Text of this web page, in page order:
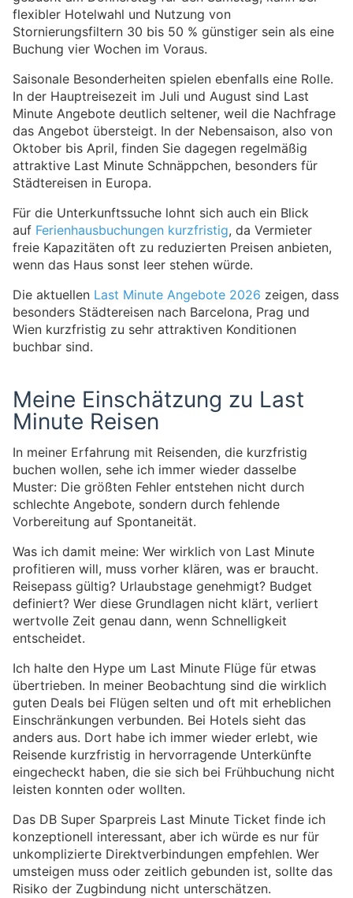
flexibler Hotelwahl und Nutzung von
Stornierungsfiltern 30 bis 50 % günstiger sein als eine
Buchung vier Wochen im Voraus.
Saisonale Besonderheiten spielen ebenfalls eine Rolle.
In der Hauptreisezeit im Juli und August sind Last
Minute Angebote deutlich seltener, weil die Nachfrage
das Angebot übersteigt. In der Nebensaison, also von
Oktober bis April, finden Sie dagegen regelmäßig
attraktive Last Minute Schnäppchen, besonders für
Städtereisen in Europa.
Für die Unterkunftssuche lohnt sich auch ein Blick
auf Ferienhausbuchungen kurzfristig, da Vermieter
freie Kapazitäten oft zu reduzierten Preisen anbieten,
wenn das Haus sonst leer stehen würde.
Die aktuellen Last Minute Angebote 2026 zeigen, dass
besonders Städtereisen nach Barcelona, Prag und
Wien kurzfristig zu sehr attraktiven Konditionen
buchbar sind.
Meine Einschätzung zu Last
Minute Reisen
In meiner Erfahrung mit Reisenden, die kurzfristig
buchen wollen, sehe ich immer wieder dasselbe
Muster: Die größten Fehler entstehen nicht durch
schlechte Angebote, sondern durch fehlende
Vorbereitung auf Spontaneität.
Was ich damit meine: Wer wirklich von Last Minute
profitieren will, muss vorher klären, was er braucht.
Reisepass gültig? Urlaubstage genehmigt? Budget
definiert? Wer diese Grundlagen nicht klärt, verliert
wertvolle Zeit genau dann, wenn Schnelligkeit
entscheidet.
Ich halte den Hype um Last Minute Flüge für etwas
übertrieben. In meiner Beobachtung sind die wirklich
guten Deals bei Flügen selten und oft mit erheblichen
Einschränkungen verbunden. Bei Hotels sieht das
anders aus. Dort habe ich immer wieder erlebt, wie
Reisende kurzfristig in hervorragende Unterkünfte
eingecheckt haben, die sie sich bei Frühbuchung nicht
leisten konnten oder wollten.
Das DB Super Sparpreis Last Minute Ticket finde ich
konzeptionell interessant, aber ich würde es nur für
unkomplizierte Direktverbindungen empfehlen. Wer
umsteigen muss oder zeitlich gebunden ist, sollte das
Risiko der Zugbindung nicht unterschätzen.